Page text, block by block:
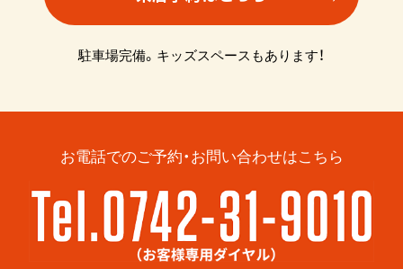
駐車場完備。キッズスペースもあります！
お電話でのご予約・お問い合わせはこちら